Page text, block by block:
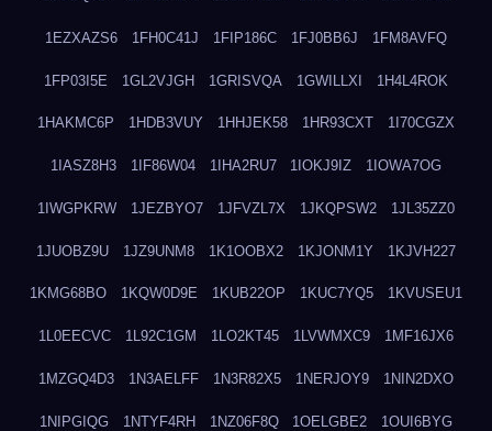
1EZXAZS6 1FH0C41J 1FIP186C 1FJ0BB6J 1FM8AVFQ
1FP03I5E 1GL2VJGH 1GRISVQA 1GWILLXI 1H4L4ROK
1HAKMC6P 1HDB3VUY 1HHJEK58 1HR93CXT 1I70CGZX
1IASZ8H3 1IF86W04 1IHA2RU7 1IOKJ9IZ 1IOWA7OG
1IWGPKRW 1JEZBYO7 1JFVZL7X 1JKQPSW2 1JL35ZZ0
1JUOBZ9U 1JZ9UNM8 1K1OOBX2 1KJONM1Y 1KJVH227
1KMG68BO 1KQW0D9E 1KUB22OP 1KUC7YQ5 1KVUSEU1
1L0EECVC 1L92C1GM 1LO2KT45 1LVWMXC9 1MF16JX6
1MZGQ4D3 1N3AELFF 1N3R82X5 1NERJOY9 1NIN2DXO
1NIPGIQG 1NTYF4RH 1NZ06F8Q 1OELGBE2 1OUI6BYG